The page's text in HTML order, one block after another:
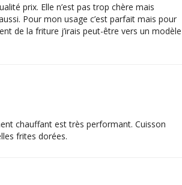
prix. Elle n’est pas trop chère mais
Pour mon usage c’est parfait mais pour
de la friture j’irais peut-être vers un modèle
chauffant est très performant. Cuisson
frites dorées.